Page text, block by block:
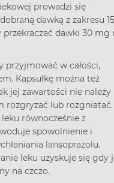
prowadzi się
dawką z zakresu
przekraczać dawki 30 mg
przyjmować w całości,
Kapsułkę można też
jej zawartości nie należy
rozgryzać lub rozgniatać.
równocześnie z
spowolnienie i
lansoprazolu.
leku uzyskuje się gdy
na czczo.